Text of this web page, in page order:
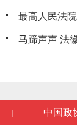
最高人民法
马蹄声声 法
| 中国政